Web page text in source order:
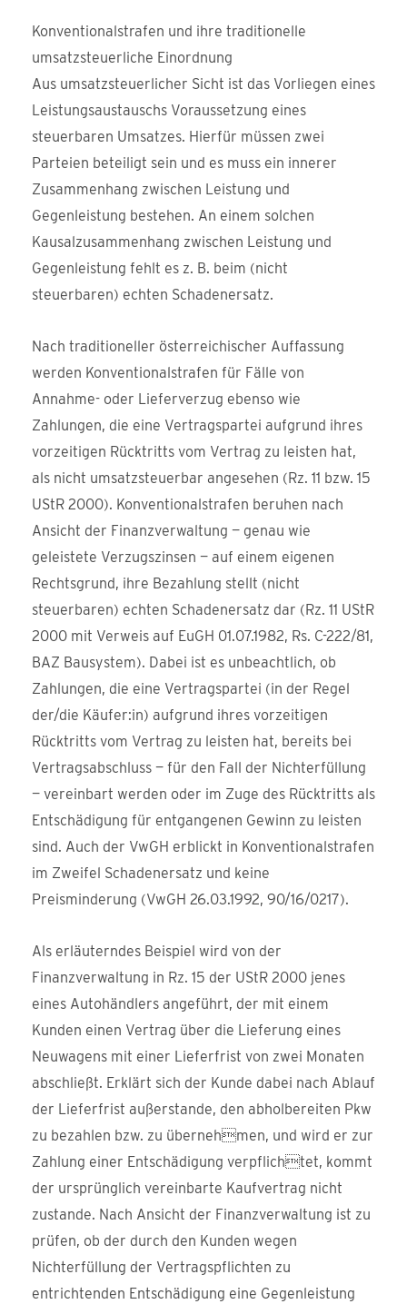
Konventionalstrafen und ihre traditionelle
umsatzsteuerliche Einordnung
Aus umsatzsteuerlicher Sicht ist das Vorliegen eines
Leistungsaustauschs Voraussetzung eines
steuerbaren Umsatzes. Hierfür müssen zwei
Parteien beteiligt sein und es muss ein innerer
Zusammenhang zwischen Leistung und
Gegenleistung bestehen. An einem solchen
Kausalzusammenhang zwischen Leistung und
Gegenleistung fehlt es z. B. beim (nicht
steuerbaren) echten Schadenersatz.
Nach traditioneller österreichischer Auffassung
werden Konventionalstrafen für Fälle von
Annahme- oder Lieferverzug ebenso wie
Zahlungen, die eine Vertragspartei aufgrund ihres
vorzeitigen Rücktritts vom Vertrag zu leisten hat,
als nicht umsatzsteuerbar angesehen (Rz. 11 bzw. 15
UStR 2000). Konventionalstrafen beruhen nach
Ansicht der Finanzverwaltung — genau wie
geleistete Verzugszinsen — auf einem eigenen
Rechtsgrund, ihre Bezahlung stellt (nicht
steuerbaren) echten Schadenersatz dar (Rz. 11 UStR
2000 mit Verweis auf EuGH 01.07.1982, Rs. C-222/81,
BAZ Bausystem). Dabei ist es unbeachtlich, ob
Zahlungen, die eine Vertragspartei (in der Regel
der/die Käufer:in) aufgrund ihres vorzeitigen
Rücktritts vom Vertrag zu leisten hat, bereits bei
Vertragsabschluss — für den Fall der Nichterfüllung
— vereinbart werden oder im Zuge des Rücktritts als
Entschädigung für entgangenen Gewinn zu leisten
sind. Auch der VwGH erblickt in Konventionalstrafen
im Zweifel Schadenersatz und keine
Preisminderung (VwGH 26.03.1992, 90/16/0217).
Als erläuterndes Beispiel wird von der
Finanzverwaltung in Rz. 15 der UStR 2000 jenes
eines Autohändlers angeführt, der mit einem
Kunden einen Vertrag über die Lieferung eines
Neuwagens mit einer Lieferfrist von zwei Monaten
abschließt. Erklärt sich der Kunde dabei nach Ablauf
der Lieferfrist außerstande, den abholbereiten Pkw
zu bezahlen bzw. zu übernehmen, und wird er zur
Zahlung einer Entschädigung verpflichtet, kommt
der ursprünglich vereinbarte Kaufvertrag nicht
zustande. Nach Ansicht der Finanzverwaltung ist zu
prüfen, ob der durch den Kunden wegen
Nichterfüllung der Vertragspflichten zu
entrichtenden Entschädigung eine Gegenleistung